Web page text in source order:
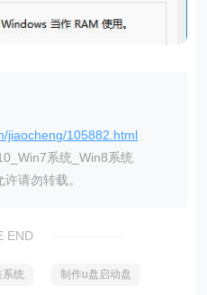
jiaocheng/105882.html
系统_Win8系统
请勿转载。
END
系统 制作u盘启动盘